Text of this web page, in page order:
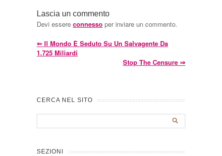
Lascia un commento
Devi essere connesso per inviare un commento.
⇐ Il Mondo È Seduto Su Un Salvagente Da
1.725 Miliardi
Stop The Censure ⇒
CERCA NEL SITO
SEZIONI